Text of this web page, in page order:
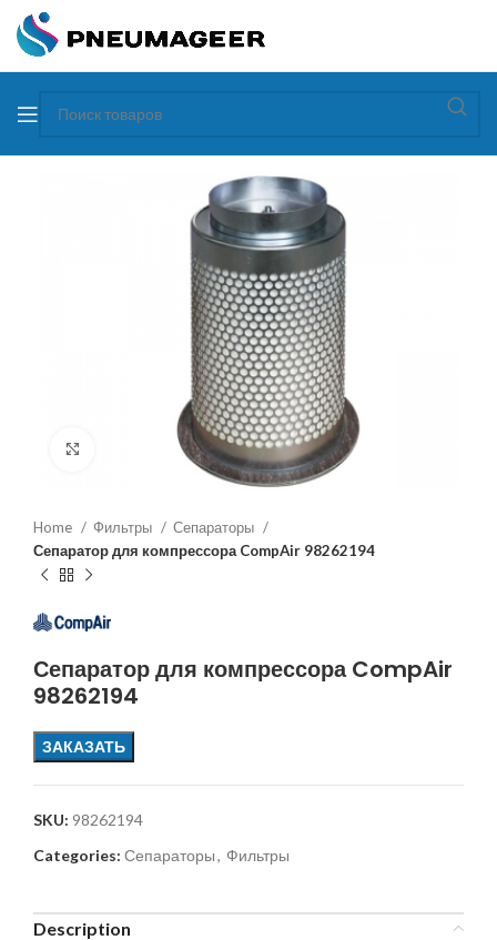
Home Фильтры
Сепараторы
Сепаратор для компрессора CompAir 98262194
Сепаратор для компрессора CompAir
98262194
ЗАКАЗАТЬ
SKU: 98262194
Categories: Сепараторы, Фильтры
Description